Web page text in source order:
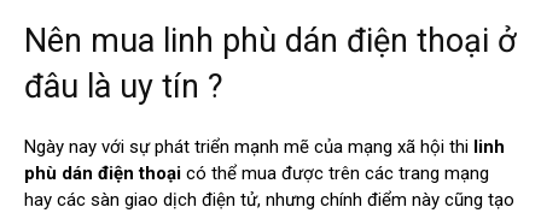
Nên mua linh phù dán điện thoại ở
đâu là uy tín ?
Ngày nay với sự phát triển mạnh mẽ của mạng xã hội thi linh
phù dán điện thoại có thể mua được trên các trang mạng
hay các sàn giao dịch điện tử, nhưng chính điểm này cũng tạo